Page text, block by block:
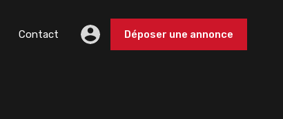
Contact Déposer une annonce